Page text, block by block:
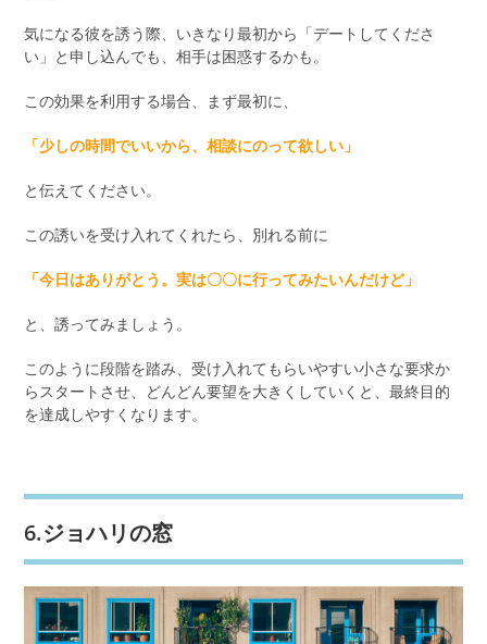
気になる彼を誘う際、いきなり最初から「デートしてくださ
い」と申し込んでも、相手は困惑するかも。
この効果を利用する場合、まず最初に、
「少しの時間でいいから、相談にのって欲しい」
と伝えてください。
この誘いを受け入れてくれたら、別れる前に
「今日はありがとう。実は〇〇に行ってみたいんだけど」
と、誘ってみましょう。
このように段階を踏み、受け入れてもらいやすい小さな要求か
らスタートさせ、どんどん要望を大きくしていくと、最終目的
を達成しやすくなります。
6.ジョハリの窓